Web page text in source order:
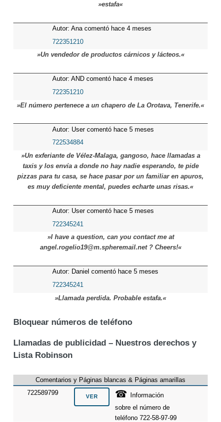
»estafa«
Autor: Ana comentó hace 4 meses
722351210
»Un vendedor de productos cárnicos y lácteos.«
Autor: AND comentó hace 4 meses
722351210
»El número pertenece a un chapero de La Orotava, Tenerife.«
Autor: User comentó hace 5 meses
722534884
»Un exferiante de Vélez-Malaga, gangoso, hace llamadas a
taxis y los envía a donde no hay nadie esperando, te pide
pizzas para tu casa, se hace pasar por un familiar en apuros,
es muy deficiente mental, puedes echarte unas risas.«
Autor: User comentó hace 5 meses
722345241
»I have a question, can you contact me at
angel.rogelio19@m.spheremail.net ? Cheers!«
Autor: Daniel comentó hace 5 meses
722345241
»Llamada perdida. Probable estafa.«
Bloquear números de teléfono
Llamadas de publicidad – Nuestros derechos y
Lista Robinson
Comentarios y Páginas blancas & Páginas amarillas
722589799
☎
Información
sobre el número de
teléfono 722-58-97-99